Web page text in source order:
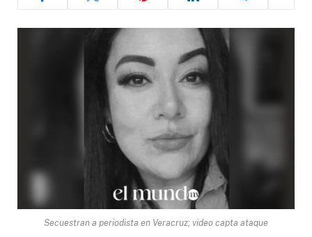
Secuestran a periodista en Veracruz; video capta ataque